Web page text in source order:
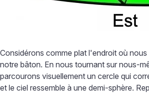
Considérons comme plat l'endroit où
notre bâton. En nous tournant sur nous-
parcourons visuellement un cercle qui
et le ciel ressemble à une demi-sphère.